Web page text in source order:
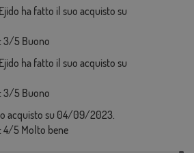
ha fatto il suo acquisto su
3/5 Buono
ha fatto il suo acquisto su
3/5 Buono
acquisto su 04/09/2023.
4/5 Molto bene